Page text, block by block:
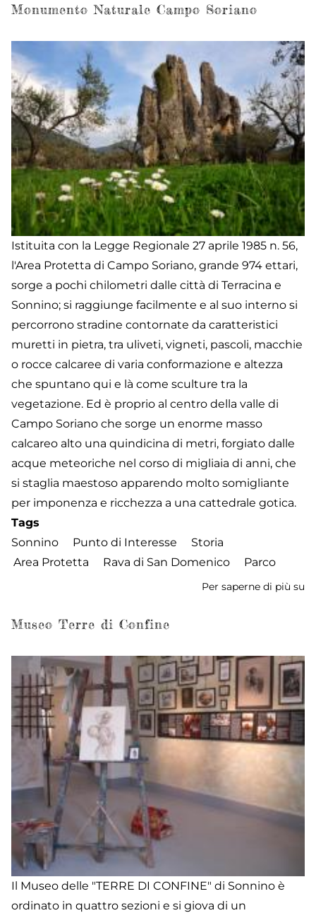
Monumento Naturale Campo Soriano
Istituita con la Legge Regionale 27 aprile 1985 n. 56,
l'Area Protetta di Campo Soriano, grande 974 ettari,
sorge a pochi chilometri dalle città di Terracina e
Sonnino; si raggiunge facilmente e al suo interno si
percorrono stradine contornate da caratteristici
muretti in pietra, tra uliveti, vigneti, pascoli, macchie
o rocce calcaree di varia conformazione e altezza
che spuntano qui e là come sculture tra la
vegetazione. Ed è proprio al centro della valle di
Campo Soriano che sorge un enorme masso
calcareo alto una quindicina di metri, forgiato dalle
acque meteoriche nel corso di migliaia di anni, che
si staglia maestoso apparendo molto somigliante
per imponenza e ricchezza a una cattedrale gotica.
Tags
Sonnino
Punto di Interesse
Storia
Area Protetta
Rava di San Domenico Parco
Per saperne di più su
Museo Terre di Confine
Il Museo delle "TERRE DI CONFINE" di Sonnino è
ordinato in quattro sezioni e si giova di un